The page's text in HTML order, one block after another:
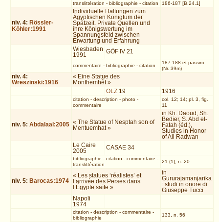
translittération - bibliographie - citation 186-187 [B.24.1]
niv. 4: Rössler-
Köhler:1991
Individuelle Haltungen zum
Ägyptischen Königtum der
Spätzeit. Private Quellen und
ihre Königswertung im
Spannungsfeld zwischen
Erwartung und Erfahrung
Wiesbaden
1991
GÖF IV 21
commentaire - bibliographie - citation
187-188 et passim
(Nr. 39m)
niv. 4:
Wreszinski:1916
« Eine Statue des
Monthemhêt »
OLZ 19 1916
citation - description - photo-
commentaire
col. 12; 14; pl. 3, fig.
11
niv. 5:Abdalaal:2005 « The Statue of Nesptah son of
Mentuemhat »
in Kh. Daoud, Sh.
Bedier, S. Abd el-
Fatah (éd.),
Studies in Honor
of Ali Radwan
Le Caire
2005
CASAE 34
bibliographie - citation - commentaire -
translittération
21 (1), n. 20
niv. 5: Barocas:1974
« Les statues ‘réalistes’ et
l’arrivée des Perses dans
l’Égypte saïte »
in
Gururajamanjarika
: studi in onore di
Giuseppe Tucci
Napoli
1974
citation - description - commentaire -
bibliographie
133, n. 56